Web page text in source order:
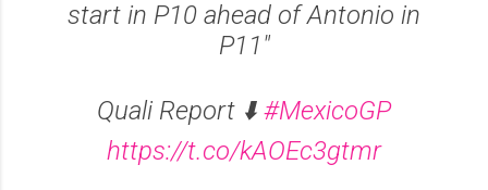
start in P10 ahead of Antonio in
P11"
Quali Report ⬇️ #MexicoGP
https://t.co/kAOEc3gtmr